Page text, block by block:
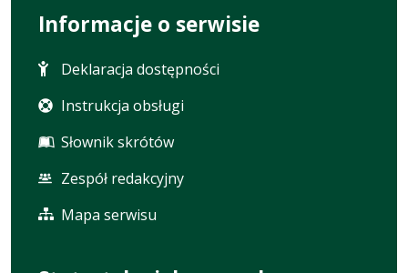
Informacje o serwisie
Deklaracja dostępności
Instrukcja obsługi
Słownik skrótów
Zespół redakcyjny
Mapa serwisu